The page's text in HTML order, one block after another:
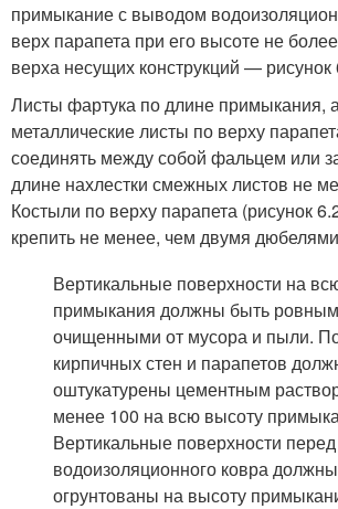
примыкание с выводом
верх парапета при его высоте не
верха несущих конструкций — рисунок
Листы фартука по длине примыкания,
металлические листы по верху
соединять между собой фальцем или
длине нахлестки смежных листов не
Костыли по верху парапета (рисунок
крепить не менее, чем двумя
Вертикальные поверхности на
примыкания должны быть
очищенными от мусора и пыли.
кирпичных стен и парапетов
оштукатурены цементным
менее 100 на всю высоту
Вертикальные поверхности
водоизоляционного ковра
огрунтованы на высоту